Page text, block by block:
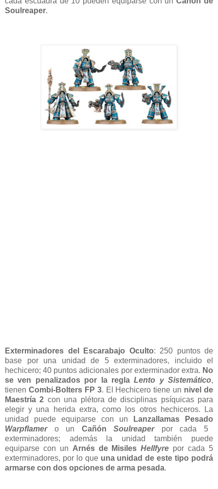
Soulreaper.
Exterminadores del Escarabajo Oculto: 250 puntos de
base por una unidad de 5 exterminadores, incluido el
hechicero; 40 puntos adicionales por exterminador extra. No
se ven penalizados por la reglaLento y Sistemático,
tienen Combi-Bolters FP 3. El Hechicero tiene un nivel de
Maestría 2 con una plétora de disciplinas psíquicas para
elegir y una herida extra, como los otros hechiceros. La
unidad puede equiparse con un
Lanzallamas Pesado
Warpflamero un Cañón Soulreaperpor cada 5
exterminadores; además la unidad también puede
equiparse con un Arnés de MisilesHellfyre por cada 5
exterminadores, por lo queuna unidad de este tipo podrá
armarse con dos opciones de arma pesada.